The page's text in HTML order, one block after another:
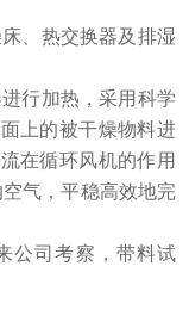
、热交换器及排湿
行加热，采用科学
上的被干燥物料进
在循环风机的作用
气，平稳高效地完
公司考察，带料试